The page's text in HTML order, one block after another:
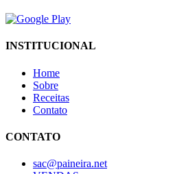
INSTITUCIONAL
Home
Sobre
Receitas
Contato
CONTATO
sac@paineira.net